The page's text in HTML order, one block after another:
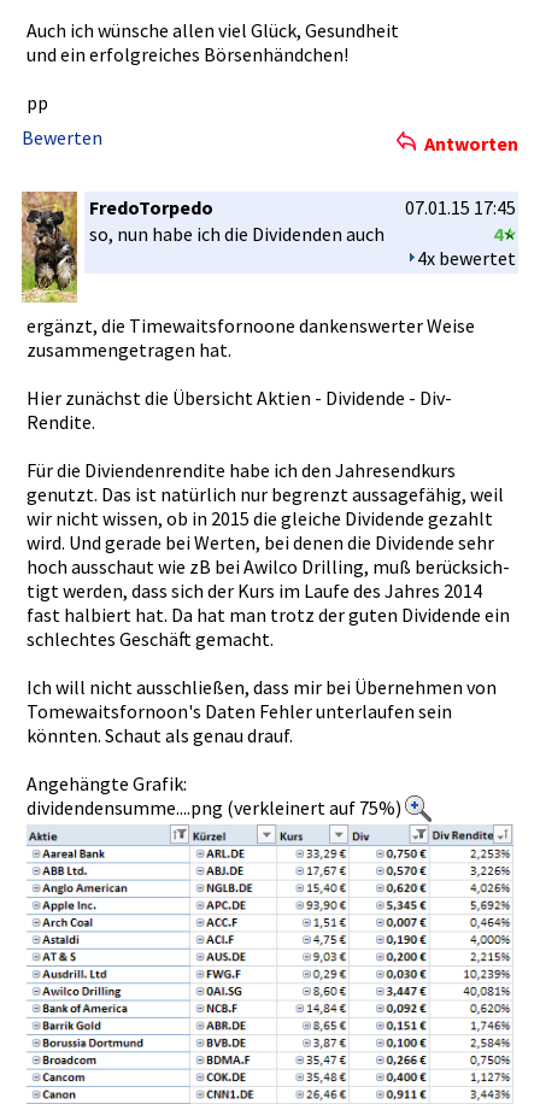
Auch ich wünsche allen viel Glück, Gesundheit­
und ein erfolgreic­hes Börsenhänd­chen!
pp
Bewerten
Antworten
FredoTorpedo
07.01.15 17:45
4
4x bewertet
so, nun habe ich die Dividenden­ auch
ergänzt, die Timewaitsf­ornoone dankenswer­ter Weise
zusammenge­tragen hat.
Hier zunächst die Übersicht Aktien - Dividende - Div-
Rendit­e.
Für die Diviendenr­endite habe ich den Jahresendk­urs
genutzt. Das ist natürlich nur begrenzt aussagefäh­ig, weil
wir nicht wissen, ob in 2015 die gleiche Dividende gezahlt
wird. Und gerade bei Werten, bei denen die Dividende sehr
hoch ausschaut wie zB bei Awilco Drilling, muß berücksich­
tigt werden, dass sich der Kurs im Laufe des Jahres 2014
fast halbiert hat. Da hat man trotz der guten Dividende ein
schlechtes­ Geschäft gemacht.
Ich will nicht ausschließ­en, dass mir bei Übernehmen­ von
Tomewaitsf­ornoon's Daten Fehler unterlaufe­n sein
könnten. Schaut als genau drauf.
Angehängte Grafik:
dividendensumme....png (verkleinert auf 75%)